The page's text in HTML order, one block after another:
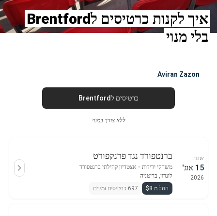
איך לקנות כרטיסים לBrentford
בלי מנוי
Aviran Zazon
כרטיסים לBrentford
ללא צורך במנוי
שבת
15 אוג'
2026
ברנטפורד נגד פרנקפורט
משחקי ידידות ・ אצטדיון קהילתי ברנטפורד
לונדון, בריטניה
החל מ $8
697 כרטיסים זמינים